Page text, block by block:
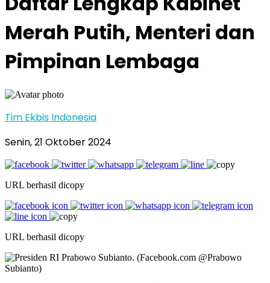
Merah Putih, Menteri dan
Pimpinan Lembaga
Tim Ekbis Indonesia
Senin, 21 Oktober 2024
URL berhasil dicopy
URL berhasil dicopy